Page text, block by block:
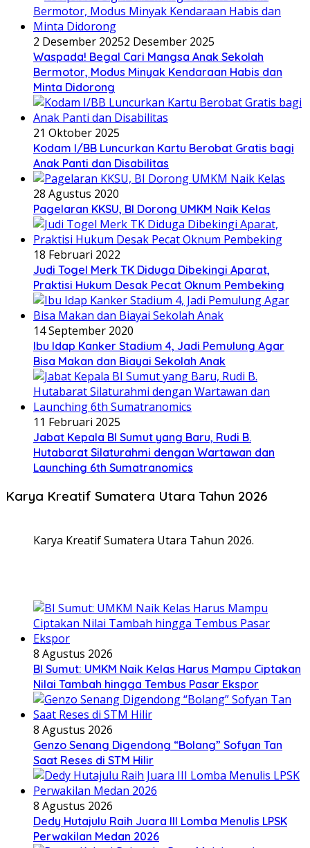
2 Desember 20252 Desember 2025
Waspada! Begal Cari Mangsa Anak Sekolah
Bermotor, Modus Minyak Kendaraan Habis dan
Minta Didorong
21 Oktober 2025
Kodam I/BB Luncurkan Kartu Berobat Gratis bagi
Anak Panti dan Disabilitas
28 Agustus 2020
Pagelaran KKSU, BI Dorong UMKM Naik Kelas
18 Februari 2022
Judi Togel Merk TK Diduga Dibekingi Aparat,
Praktisi Hukum Desak Pecat Oknum Pembeking
14 September 2020
Ibu Idap Kanker Stadium 4, Jadi Pemulung Agar
Bisa Makan dan Biayai Sekolah Anak
11 Februari 2025
Jabat Kepala BI Sumut yang Baru, Rudi B.
Hutabarat Silaturahmi dengan Wartawan dan
Launching 6th Sumatranomics
Karya Kreatif Sumatera Utara Tahun 2026
Karya Kreatif Sumatera Utara Tahun 2026.
8 Agustus 2026
BI Sumut: UMKM Naik Kelas Harus Mampu Ciptakan
Nilai Tambah hingga Tembus Pasar Ekspor
8 Agustus 2026
Genzo Senang Digendong “Bolang” Sofyan Tan
Saat Reses di STM Hilir
8 Agustus 2026
Dedy Hutajulu Raih Juara III Lomba Menulis LPSK
Perwakilan Medan 2026